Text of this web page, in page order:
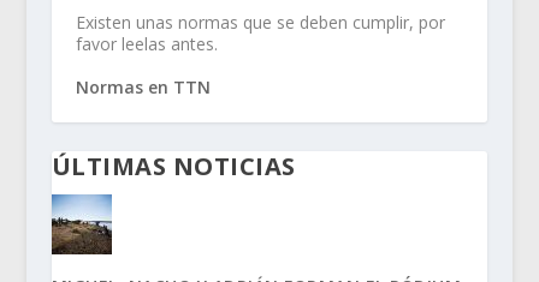
Existen unas normas que se deben cumplir, por
favor leelas antes.
Normas en TTN
ÚLTIMAS NOTICIAS